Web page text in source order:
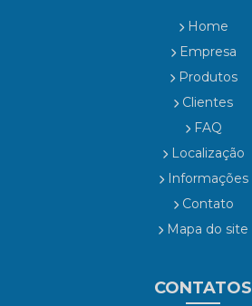
Home
Empresa
Produtos
Clientes
FAQ
Localização
Informações
Contato
Mapa do site
CONTATOS